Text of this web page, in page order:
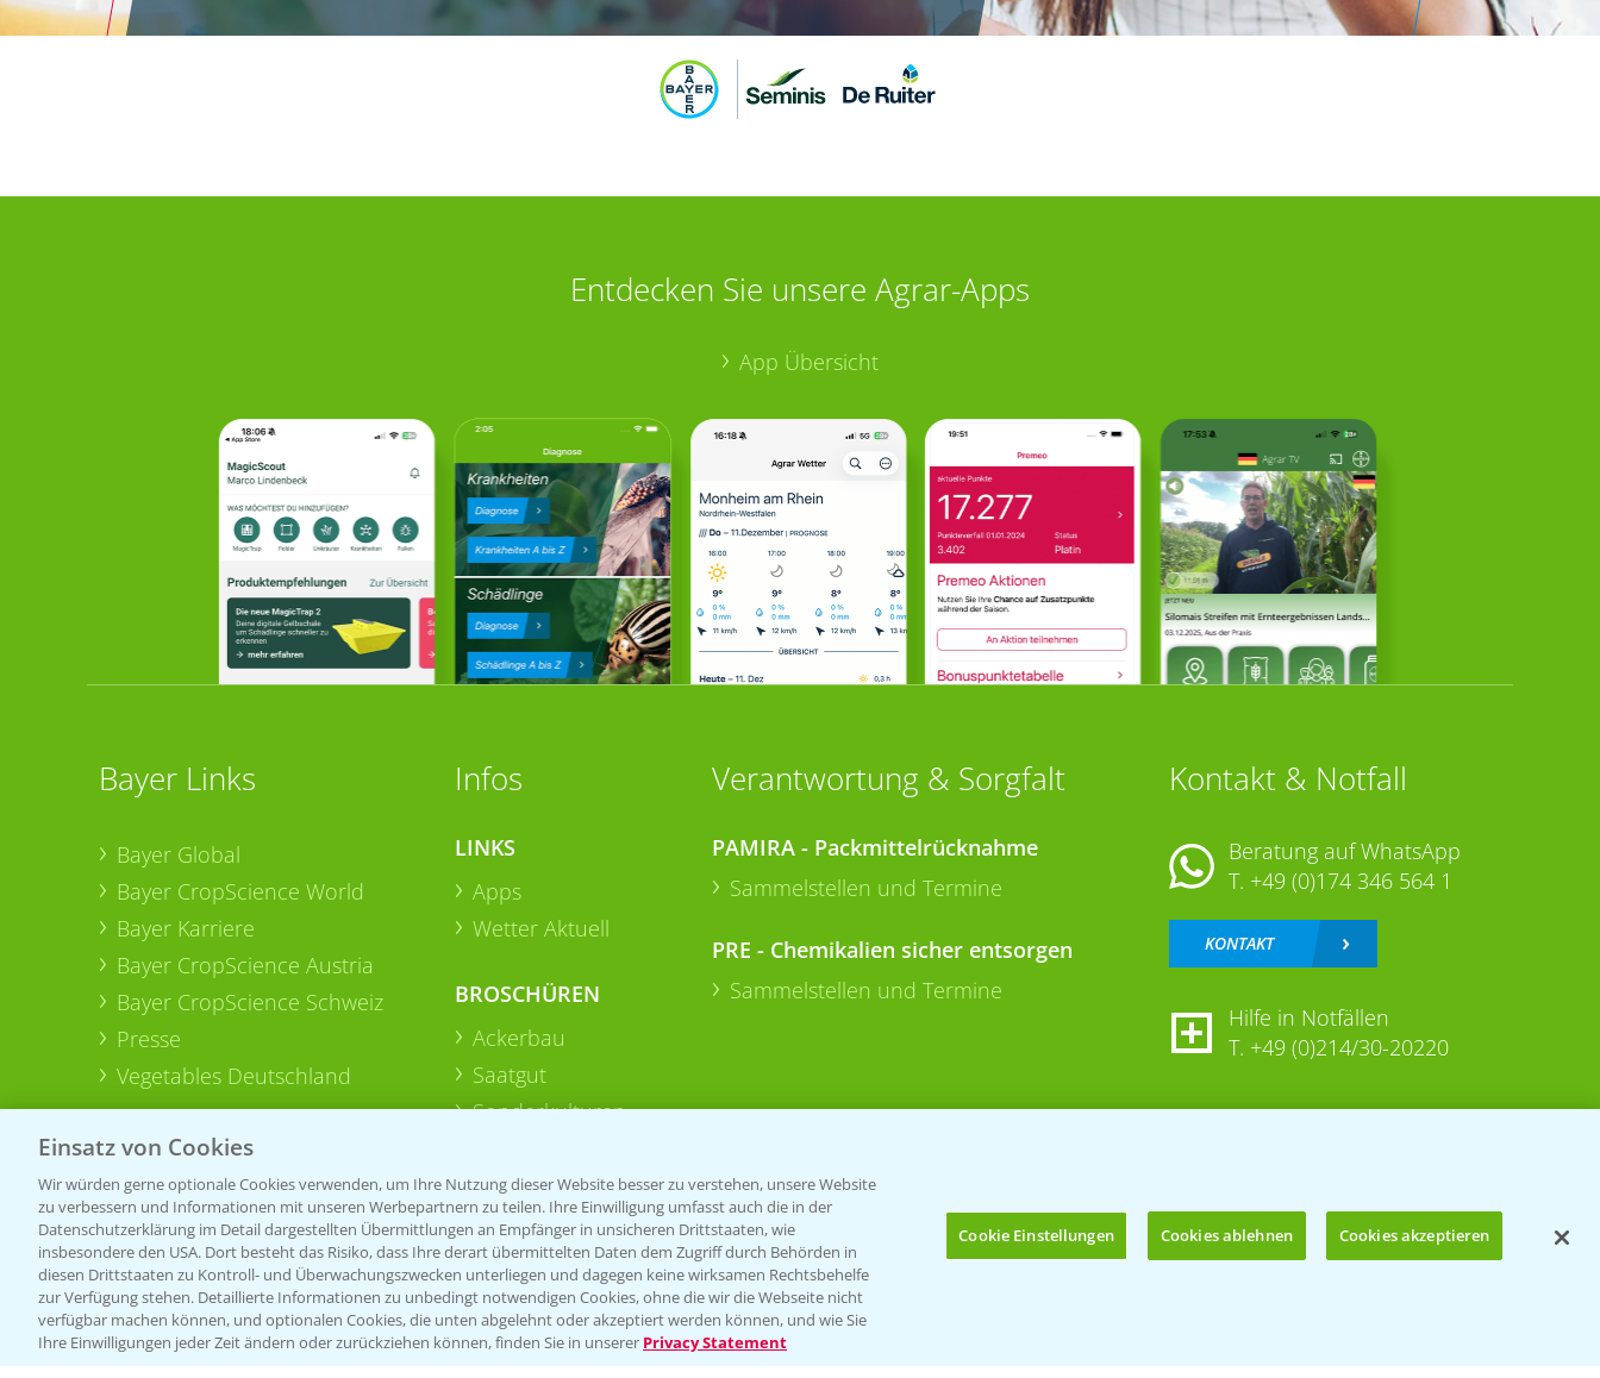
Bis zu 4 Produkte vergleichen:
Entdecken Sie unsere Agrar-Apps
App Übersicht
Bayer Links
Bayer Global
Bayer CropScience World
Bayer Karriere
Bayer CropScience Austria
Bayer CropScience Schweiz
Presse
Vegetables Deutschland
Infos
LINKS
Apps
Wetter Aktuell
BROSCHÜREN
Ackerbau
Saatgut
Sonderkulturen
Verantwortung & Sorgfalt
PAMIRA - Packmittelrücknahme
Sammelstellen und Termine
PRE - Chemikalien sicher entsorgen
Sammelstellen und Termine
Kontakt & Notfall
Beratung auf WhatsApp
T. +49 (0)174 346 564 1
KONTAKT
Hilfe in Notfällen
T. +49 (0)214/30-20220
Folgen Sie uns
Einsatz von Cookies
Wir würden gerne optionale Cookies verwenden, um Ihre Nutzung dieser Website besser zu verstehen, unsere Website
zu verbessern und Informationen mit unseren Werbepartnern zu teilen. Ihre Einwilligung umfasst auch die in der
Datenschutzerklärung im Detail dargestellten Übermittlungen an Empfänger in unsicheren Drittstaaten, wie
insbesondere den USA. Dort besteht das Risiko, dass Ihre derart übermittelten Daten dem Zugriff durch Behörden in
diesen Drittstaaten zu Kontroll- und Überwachungszwecken unterliegen und dagegen keine wirksamen Rechtsbehelfe
zur Verfügung stehen. Detaillierte Informationen zu unbedingt notwendigen Cookies, ohne die wir die Webseite nicht
verfügbar machen können, und optionalen Cookies, die unten abgelehnt oder akzeptiert werden können, und wie Sie
Ihre Einwilligungen jeder Zeit ändern oder zurückziehen können, finden Sie in unserer Privacy Statement
Cookie Einstellungen Cookies ablehnen Cookies akzeptieren